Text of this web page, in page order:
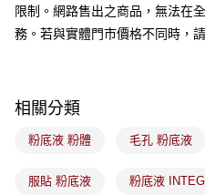
大哥付你分期
相關說明
流程，驗證手機門號後，選擇欲分期
3.實際核准額度、可分期數及費用金
消。如遇「轉專審核」未通過狀況，
運送方式
全家取貨付款
每筆NT$100，滿NT$899(含以上)
限制。網路售出之商品，無法在
務。若與實體門市價格不同時，
相關分類
粉底液 粉體 毛孔 粉底液
服貼 粉底液 粉底液